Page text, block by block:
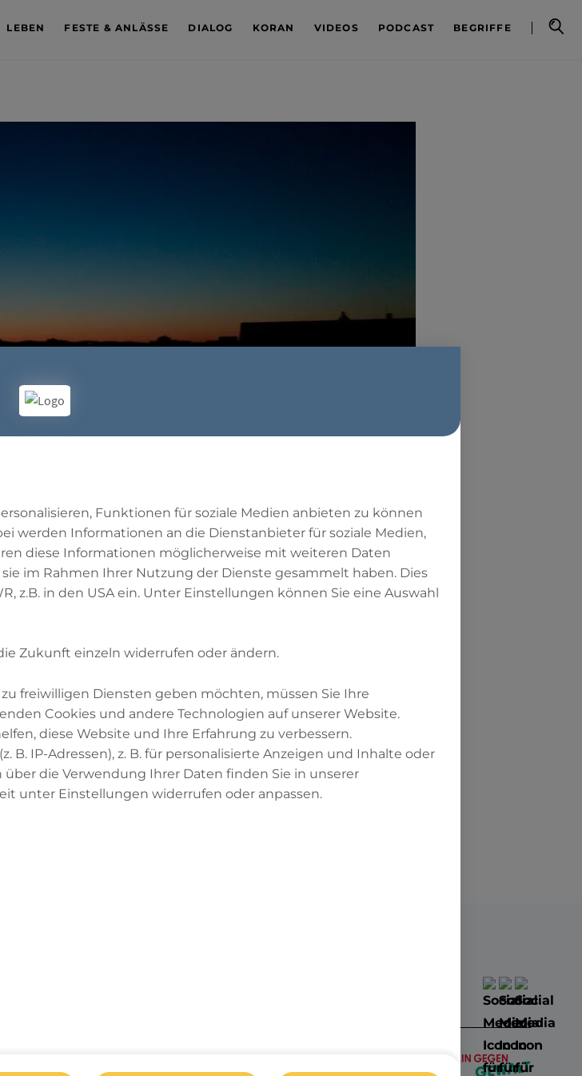
LEBEN FESTE & ANLÄSSE DIALOG KORAN VIDEOS PODCAST BEGRIFFE
fasten?
Lage sind und nicht befürchten müssen, dass
Funktionen für soziale Medien anbieten zu können
werden Informationen an die Dienstanbieter für soziale Medien,
diese Informationen möglicherweise mit weiteren Daten
im Rahmen Ihrer Nutzung der Dienste gesammelt haben. Dies
z.B. in den USA ein. Unter Einstellungen können Sie eine Auswahl
Zukunft einzeln widerrufen oder ändern.
freiwilligen Diensten geben möchten, müssen Sie Ihre
Cookies und andere Technologien auf unserer Website.
diese Website und Ihre Erfahrung zu verbessern.
IP-Adressen), z. B. für personalisierte Anzeigen und Inhalte oder
die Verwendung Ihrer Daten finden Sie in unserer
unter Einstellungen widerrufen oder anpassen.